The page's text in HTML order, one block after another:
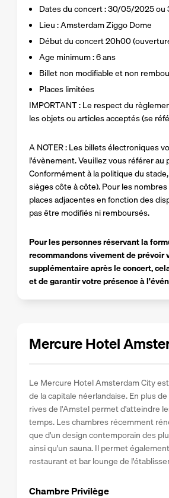
Dates du concert : 30/05/2025
Lieu : Amsterdam Ziggo Dome
Début du concert 20h00
Age minimum : 6 ans
Billet non modifiable et non
Places limitées
IMPORTANT : Le respect du
les objets ou articles acceptés (se
A NOTER : Les billets électroniques
l'évènement. Veuillez vous référer
Conformément à la politique du
sièges côte à côte). Pour les
places adjacentes en fonction des
pas être modifiés ni remboursés.
Pour les personnes réservant la
recommandons vivement de
supplémentaire après le concert,
et de garantir votre présence à
Mercure Hotel
Le Mercure Hotel Amsterdam City
de la capitale néerlandaise. En plus
rives de l'Amstel permet d'atteindre
temps. Les chambres récemment
que d'un design contemporain des
ainsi qu'un sauna. Il permet
restaurant et bar lounge de
Chambre Privilège